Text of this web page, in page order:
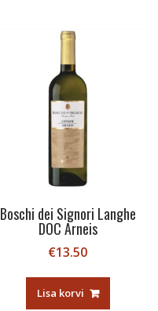
Boschi dei Signori Langhe
DOC Arneis
€13.50
Lisa korvi